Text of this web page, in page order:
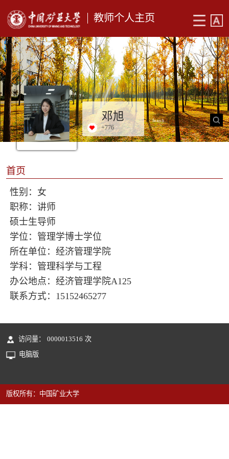
教师个人主页
邓旭
+776
首页
性别：女
职称：讲师
硕士生导师
学位：管理学博士学位
所在单位：经济管理学院
学科：管理科学与工程
办公地点：经济管理学院A125
联系方式：15152465277
访问量： 0000013516 次
电脑版
版权所有：中国矿业大学